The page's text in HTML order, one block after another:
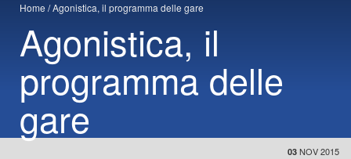
Home Agonistica, il programma delle gare
Agonistica, il
programma delle
gare
03 NOV 2015